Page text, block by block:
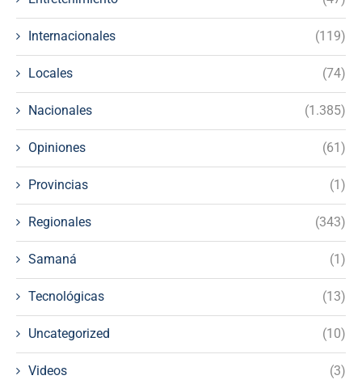
Internacionales (119)
Locales (74)
Nacionales (1.385)
Opiniones (61)
Provincias (1)
Regionales (343)
Samaná (1)
Tecnológicas (13)
Uncategorized (10)
Videos (3)